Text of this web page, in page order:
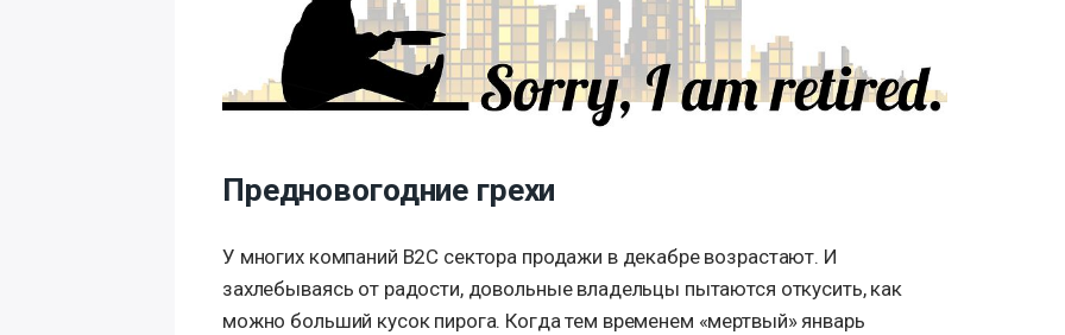
Предновогодние грехи
У многих компаний B2C сектора продажи в декабре возрастают. И
захлебываясь от радости, довольные владельцы пытаются откусить, как
можно больший кусок пирога. Когда тем временем «мертвый» январь